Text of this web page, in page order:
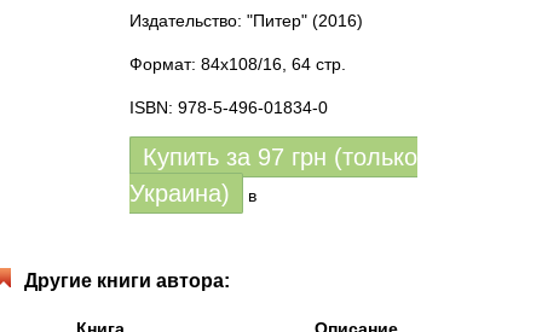
Издательство: "Питер" (2016)
Формат: 84x108/16, 64 стр.
ISBN: 978-5-496-01834-0
Купить за 97 грн (только
Украина)
в
Другие книги автора: